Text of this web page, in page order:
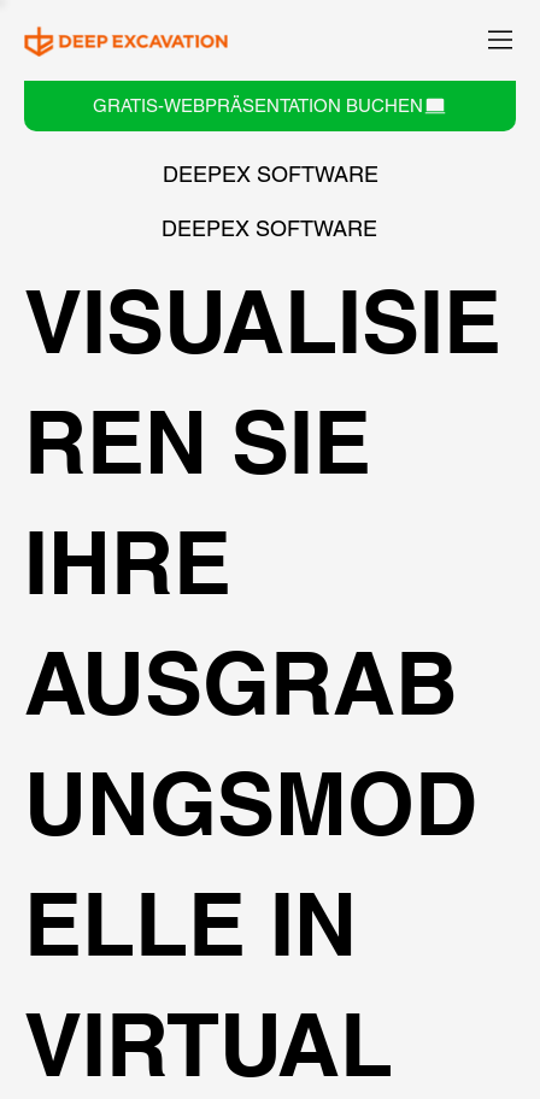
GRATIS-WEBPRÄSENTATION BUCHEN
DEEPEX SOFTWARE
DEEPEX SOFTWARE
VISUALISIE
REN SIE
IHRE
AUSGRAB
UNGSMOD
ELLE IN
VIRTUAL